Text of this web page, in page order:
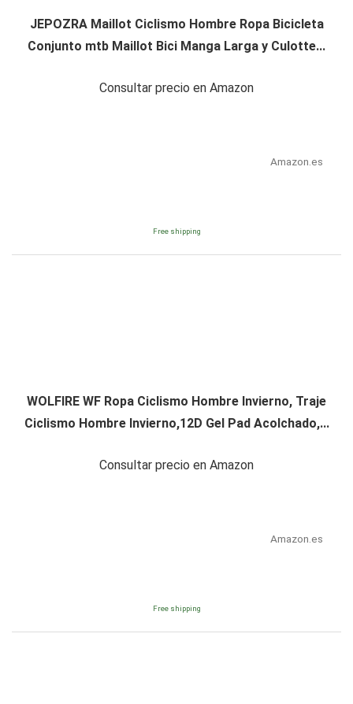
JEPOZRA Maillot Ciclismo Hombre Ropa Bicicleta
Conjunto mtb Maillot Bici Manga Larga y Culotte...
Consultar precio en Amazon
Amazon.es
Free shipping
WOLFIRE WF Ropa Ciclismo Hombre Invierno, Traje
Ciclismo Hombre Invierno,12D Gel Pad Acolchado,...
Consultar precio en Amazon
Amazon.es
Free shipping